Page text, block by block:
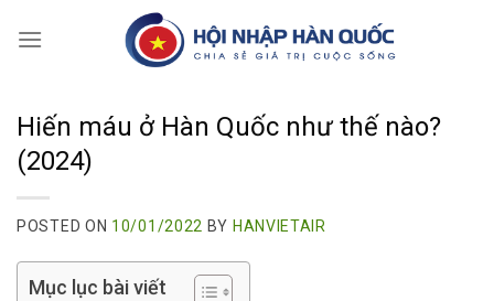
Hiến máu ở Hàn Quốc như thế nào?
(2024)
POSTED ON 10/01/2022 BY HANVIETAIR
Mục lục bài viết